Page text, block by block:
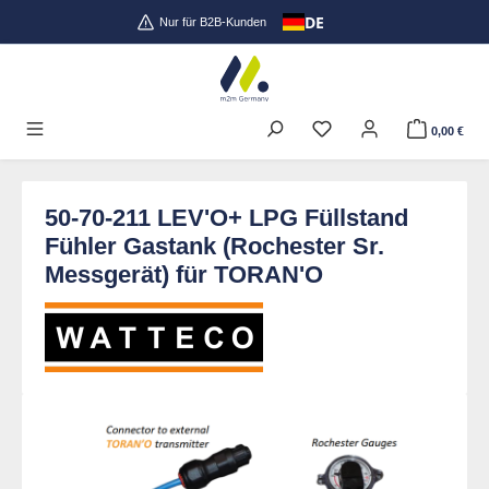
Zum Hauptinhalt springenNur für B2B-Kunden DE
0,00 €
50-70-211 LEV'O+ LPG Füllstand
Fühler Gastank (Rochester Sr.
Messgerät) für TORAN'O
Bildergalerie überspringen